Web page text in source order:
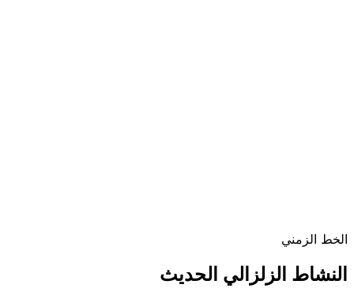
الخط الزمني
النشاط الزلزالي الحديث